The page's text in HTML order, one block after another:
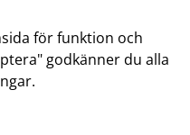
för funktion och
godkänner du alla